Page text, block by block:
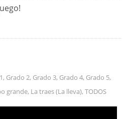
, Grado 2, Grado 3, Grado 4, Grado 5,
grande, La traes (La lleva), TODOS